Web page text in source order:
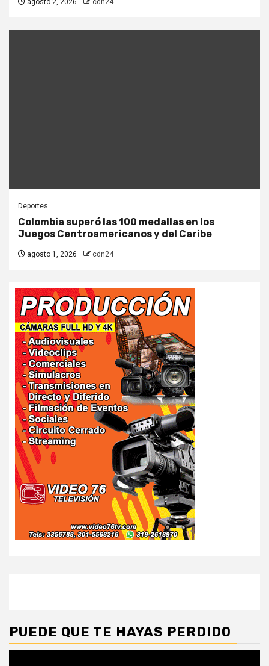
agosto 2, 2026 cdn24
Deportes
Colombia superó las 100 medallas en los
Juegos Centroamericanos y del Caribe
agosto 1, 2026 cdn24
PUEDE QUE TE HAYAS PERDIDO